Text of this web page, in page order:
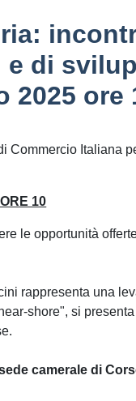
e di
2025 ore
Commercio Italiana
ORE 10
le opportunità
rappresenta una
shore", si
camerale di